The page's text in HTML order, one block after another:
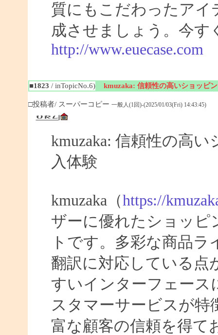
質にもこだわったア
成させましょう。今す
http://www.euecase.com
■1823 / inTopicNo.6) kmuzaka: 信頼性の高いショッピ
□投稿者/ スーパーコピー 一般人(1回)-(2025/01/03(Fri) 14:43:45)
kmuzaka: 信頼性の高
入体験
kmuzaka（https://
ザーに優れたショッピ
トです。多彩な商品
翻訳に対応している点
すいインターフェース
スタマーサービスが特
富な顧客の信頼を得て